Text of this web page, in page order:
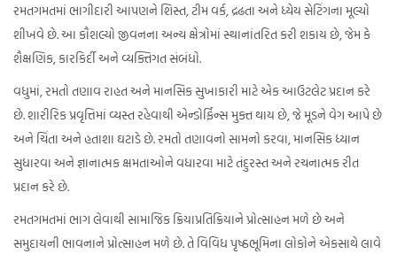
રમતગમતમાં ભાગીદારી આપણને શિસ્ત, ટીમ વર્ક, દ્રઢતા અને ધ્યેય સેટિંગના મૂલ્યો
શીખવે છે. આ કૌશલ્યો જીવનના અન્ય ક્ષેત્રોમાં સ્થાનાંતરિત કરી શકાય છે, જેમ કે
શૈક્ષણિક, કારકિર્દી અને વ્યક્તિગત સંબંધો.
વધુમાં, રમતો તણાવ રાહત અને માનસિક સુખાકારી માટે એક આઉટલેટ પ્રદાન કરે
છે. શારીરિક પ્રવૃત્તિમાં વ્યસ્ત રહેવાથી એન્ડોર્ફિન્સ મુક્ત થાય છે, જે મૂડને વેગ આપે છે
અને ચિંતા અને હતાશા ઘટાડે છે. રમતો તણાવનો સામનો કરવા, માનસિક ધ્યાન
સુધારવા અને જ્ઞાનાત્મક ક્ષમતાઓને વધારવા માટે તંદુરસ્ત અને રચનાત્મક રીત
પ્રદાન કરે છે.
રમતગમતમાં ભાગ લેવાથી સામાજિક ક્રિયાપ્રતિક્રિયાને પ્રોત્સાહન મળે છે અને
સમુદાયની ભાવનાને પ્રોત્સાહન મળે છે. તે વિવિધ પૃષ્ઠભૂમિના લોકોને એકસાથે લાવે